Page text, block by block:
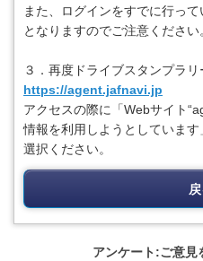
また、ログインをすでに行っ
となりますのでご注意ください
３．再度ドライブスタンプラ
https://agent.jafnavi.jp
アクセスの際に「Webサイト
情報を利用しようとしていま
選択ください。
アンケート:ご意見